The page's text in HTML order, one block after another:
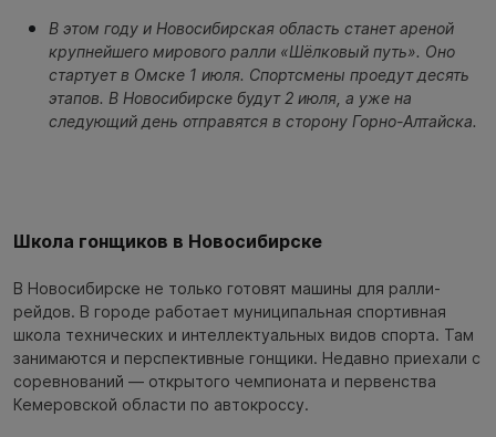
В этом году и Новосибирская область станет ареной
крупнейшего мирового ралли «Шёлковый путь». Оно
стартует в Омске 1 июля. Спортсмены проедут десять
этапов. В Новосибирске будут 2 июля, а уже на
следующий день отправятся в сторону Горно-Алтайска.
Школа гонщиков в Новосибирске
В Новосибирске не только готовят машины для ралли-
рейдов. В городе работает муниципальная спортивная
школа технических и интеллектуальных видов спорта. Там
занимаются и перспективные гонщики. Недавно приехали с
соревнований — открытого чемпионата и первенства
Кемеровской области по автокроссу.